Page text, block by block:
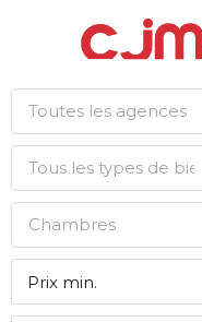
Toutes les agences
Tous les types de
Chambres